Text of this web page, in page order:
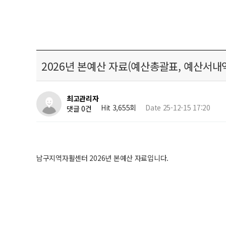
2026년 본예산 자료(예산총괄표, 예산서내
최고관리자
댓글 0건
Hit 3,655회 Date 25-12-15 17:20
남구지역자활센터 2026년 본예산 자료입니다.